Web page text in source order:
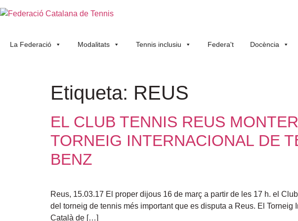
La Federació Modalitats Tennis inclusiu Federa't Docència
Etiqueta: REUS
EL CLUB TENNIS REUS
TORNEIG INTERNACIONAL DE
BENZ
Reus, 15.03.17 El proper dijous 16 de març a partir de les 17 h. el
del torneig de tennis més important que es disputa a Reus. El
Català de […]